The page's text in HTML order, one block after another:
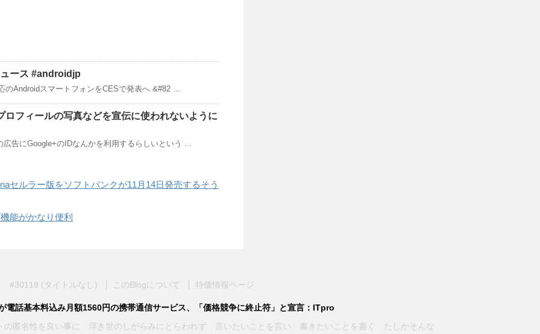
ース #androidjp
のAndroidスマートフォンをCESで発表へ &#82 …
ロフィールの写真などを宣伝に使われないように
広告にGoogle+のIDなんかを利用するらしいという …
セルラー版をソフトバンクが11月14日発売するそう
能がかなり便利
#30118 (タイトルなし) このBlogについて 特価情報ページ
電話基本料込み月額1560円の携帯通信サービス、「価格競争に終止符」と宣言：ITpro
匿名性を良い事に 浮き世のしがらみにとらわれず 言いたいことを言い 書きたいことを書く たしかそんな